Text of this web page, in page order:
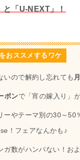
「U-NEXT」！
おススメするワケ
いので解約し忘れても
ポンで「宵の嫁入り」
ーやテーマ別の30～50
！フェアなんかも♪
ガ数がハンパない！お